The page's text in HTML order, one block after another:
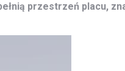
przestrzeń placu,